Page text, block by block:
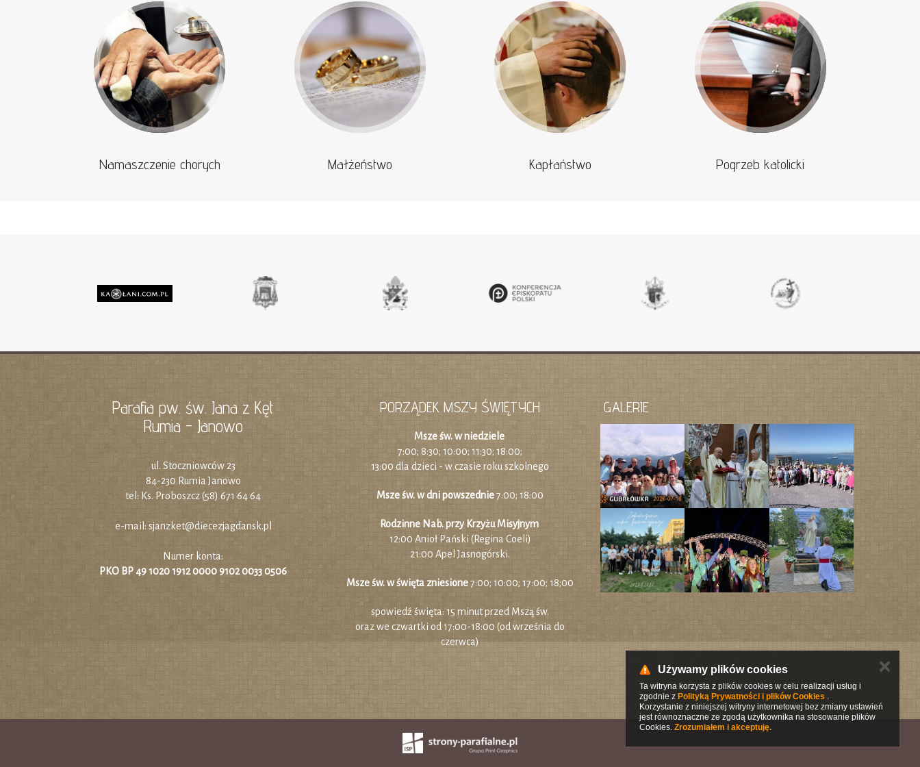
Namaszczenie chorych Małżeństwo Kapłaństwo Pogrzeb katolicki
Parafia pw. św. Jana z Kęt
Rumia - Janowo
ul. Stoczniowców 23
84-230 Rumia Janowo
tel: Ks. Proboszcz (58) 671 64 64
e-mail: sjanzket@diecezjagdansk.pl
Numer konta:
PKO BP 49 1020 1912 0000 9102 0033 0506
PORZĄDEK MSZY ŚWIĘTYCH
Msze św. w niedziele
7:00; 8:30; 10:00; 11:30; 18:00;
13:00 dla dzieci - w czasie roku szkolnego
Msze św. w dni powszednie7:00; 18:00
Rodzinne Nab. przy Krzyżu Misyjnym
12:00 Anioł Pański (Regina Coeli)
21:00 Apel Jasnogórski.
Msze św. w święta zniesione7:00; 10:00; 17:00; 18;00
spowiedź święta: 15 minut przed Mszą św.
oraz we czwartki od 17:00-18:00 (od września do
czerwca)
GALERIE
Używamy plików cookies
Ta witryna korzysta z plików cookies w celu realizacji usług i
zgodnie z Polityką Prywatności i plików Cookies .
Korzystanie z niniejszej witryny internetowej bez zmiany ustawień
jest równoznaczne ze zgodą użytkownika na stosowanie plików
Cookies. Zrozumiałem i akceptuję.
✕